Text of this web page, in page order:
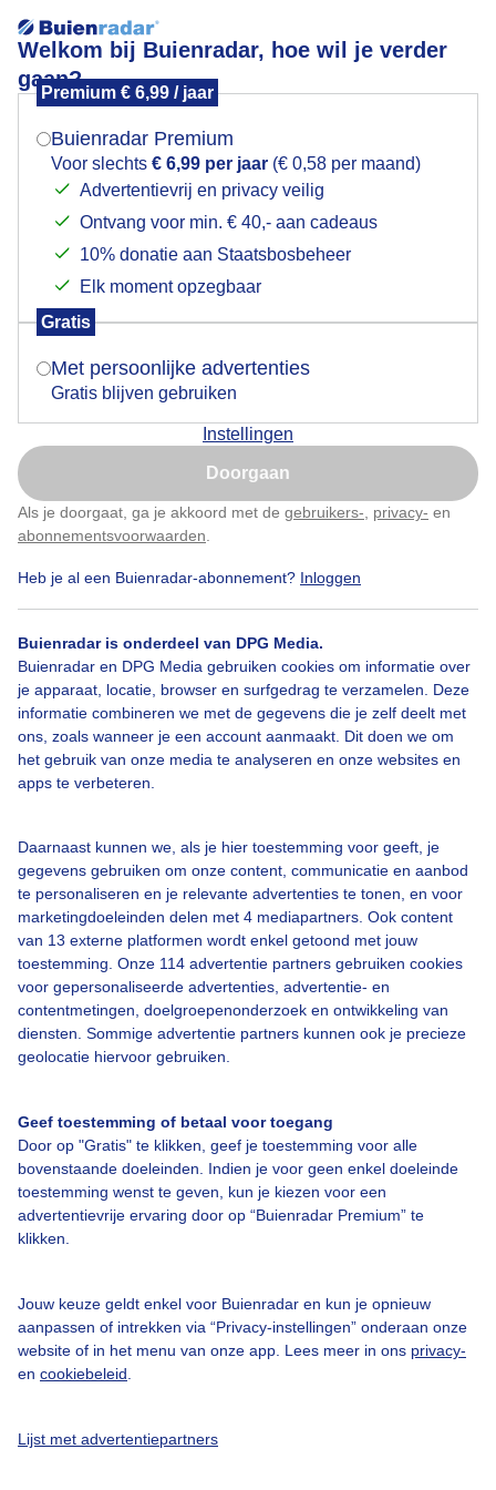
Welkom bij Buienradar, hoe wil je verder
gaan?
Premium € 6,99 / jaar
Buienradar Premium
Voor slechts € 6,99 per jaar (€ 0,58 per maand)
Advertentievrij en privacy veilig
Ontvang voor min. € 40,- aan cadeaus
10% donatie aan Staatsbosbeheer
Elk moment opzegbaar
Gratis
Met persoonlijke advertenties
Gratis blijven gebruiken
Instellingen
Doorgaan
Als je doorgaat, ga je akkoord met de gebruikers- privacy- en
abonnementsvoorwaarden
Heb je al een Buienradar-abonnement? Inloggen
Buienradar is onderdeel van DPG Media.
Buienradar en DPG Media gebruiken cookies om informatie over
je apparaat, locatie, browser en surfgedrag te verzamelen. Deze
informatie combineren we met de gegevens die je zelf deelt met
ons, zoals wanneer je een account aanmaakt. Dit doen we om
het gebruik van onze media te analyseren en onze websites en
apps te verbeteren.
Daarnaast kunnen we, als je hier toestemming voor geeft, je
gegevens gebruiken om onze content, communicatie en aanbod
te personaliseren en je relevante advertenties te tonen, en voor
marketingdoeleinden delen met 4 mediapartners. Ook content
van 13 externe platformen wordt enkel getoond met jouw
toestemming. Onze 114 advertentie partners gebruiken cookies
voor gepersonaliseerde advertenties, advertentie- en
contentmetingen, doelgroepenonderzoek en ontwikkeling van
diensten. Sommige advertentie partners kunnen ook je precieze
geolocatie hiervoor gebruiken.
Geef toestemming of betaal voor toegang
Door op "Gratis" te klikken, geef je toestemming voor alle
bovenstaande doeleinden. Indien je voor geen enkel doeleinde
toestemming wenst te geven, kun je kiezen voor een
advertentievrije ervaring door op “Buienradar Premium” te
klikken.
Jouw keuze geldt enkel voor Buienradar en kun je opnieuw
aanpassen of intrekken via “Privacy-instellingen” onderaan onze
website of in het menu van onze app. Lees meer in ons privacy-
en cookiebeleid
Lijst met advertentiepartners
Onstuimig IJsselmeer
Door: Henri Gemaakt: 10-05-2026, 77x bekeken
Bekijk slideshow
Over Buienradar
Bedrijfsgegevens
Contact
Gebruikersvoorwaarden
Buienradar Team
Privacy beleid
Cookie beleid
Gratis weerdata
Mogen we je locatie gebruiken voor het
Indien je hier nog geen akkoord op hebt gegeven,
verschijnt er zo een pop-up uit je browser waarin
Is goed, toon de popup
Nu niet, misschien later
Klik hierom dit aan te passen